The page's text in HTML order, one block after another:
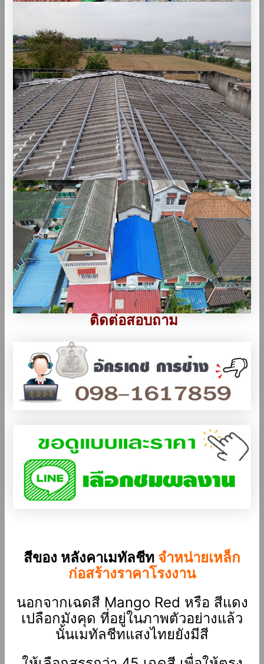
ติดต่อสอบถาม
สีของ หลังคาเมทัลชีท จำหน่ายเหล็ก
ก่อสร้างราคาโรงงาน
นอกจากเฉดสี Mango Red หรือ สีแดง
เปลือกมังคุด ที่อยู่ในภาพตัวอย่างแล้ว
นั้นเมทัลชีทแสงไทยยังมีสี